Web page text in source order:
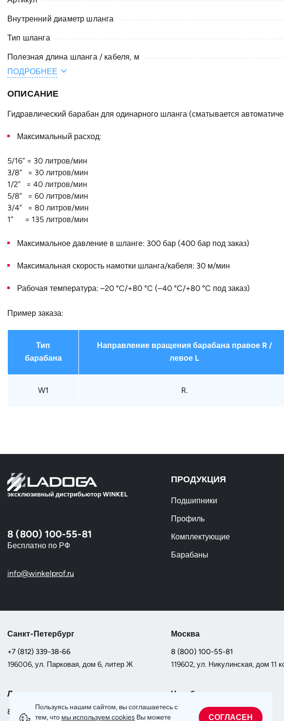
Внутренний диаметр шланга
Тип шланга
Полезная длина шланга / кабеля, м
Общая длина шланга / кабеля, м
A, мм
F, мм
E, мм
Конструктивное исполнение
Наружный диаметр D, мм
Страна
ПОДРОБНЕЕ
ОПИСАНИЕ
Гидравлический барабан для одинарного шланга (сматывается
Максимальный расход:
5/16” = 30 литров/мин
3/8” = 30 литров/мин
1/2” = 40 литров/мин
5/8” = 60 литров/мин
3/4” = 80 литров/мин
1” = 135 литров/мин
Максимальное давление в шланге: 300 бар (400 бар под заказ)
Максимальная скорость намотки шланга/кабеля: 30 м/мин
Рабочая температура: –20 °C/+80 °C (–40 °C/+80 °C под заказ)
Пример заказа:
Тип
барабана
Направление вращения барабана правое R /
левое L
W1 R.
эксклюзивный дистрибьютор WINKEL
8 (800) 100-55-81
Бесплатно по РФ
info@winkelprof.ru
ПРОДУКЦИЯ
Подшипники
Профиль
Комплектующие
Барабаны
Санкт-Петербург
+7 (812) 339-38-66
196006, ул. Парковая, дом 6, литер Ж
Москва
8 (800) 100-55-81
119602, ул. Никулинская, дом 11
Липецк
8 (800) 100-55-81
Челябинск
8 (800) 100-55-81
Пользуясь нашим сайтом, вы соглашаетесь с
тем, что мы используем сookies Вы можете СОГЛАСЕН